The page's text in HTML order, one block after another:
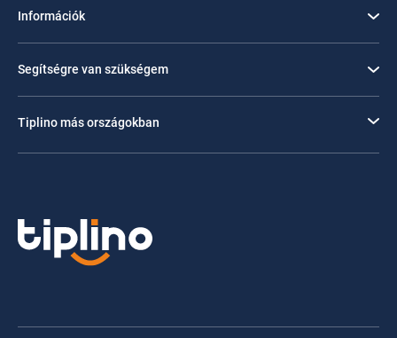
Információk
Segítségre van szükségem
Tiplino más országokban